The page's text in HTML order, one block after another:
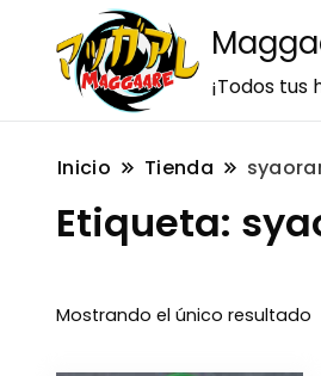
¡Todos tus
Inicio Tienda
Etiqueta:
Mostrando el único resultado